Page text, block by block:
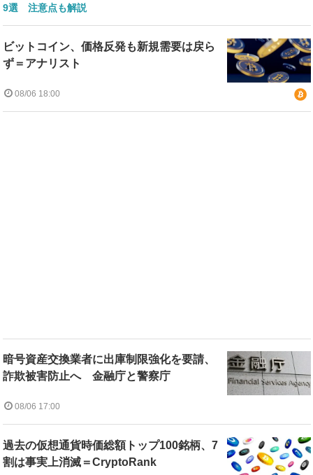
9選 注意点も解説
ビットコイン、価格反発も新規需要は戻ら
ず＝アナリスト
08/06 18:00
暗号資産交換業者に出庫制限強化を要請、
詐欺被害防止へ 金融庁と警察庁
08/06 17:00
過去の仮想通貨時価総額トップ100銘柄、7
割は事実上消滅＝CryptoRank